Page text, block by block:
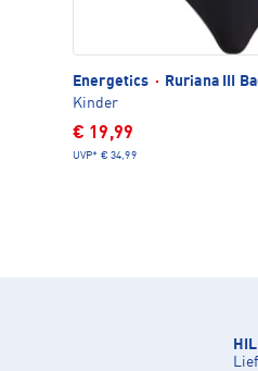
Energetics ·
Ruriana III
Kinder
€ 19,99
UVP* € 34,99